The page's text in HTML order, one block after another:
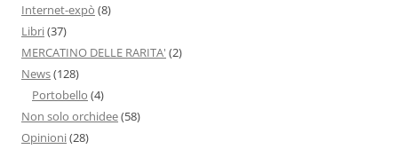
Internet-expò (8)
Libri(37)
MERCATINO DELLE RARITA' (2)
News(128)
Portobello (4)
Non solo orchidee(58)
Opinioni(28)